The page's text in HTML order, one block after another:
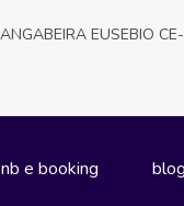
EUSEBIO CE-
e booking blog